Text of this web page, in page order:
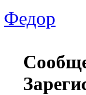
Федор